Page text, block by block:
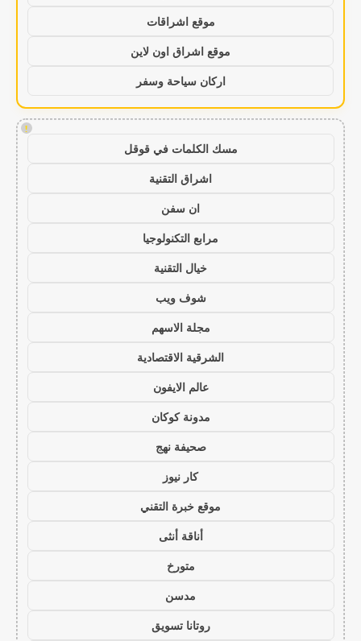
موقع اشراقات
موقع اشراق اون لاين
اركان سياحة وسفر
!
مسك الكلمات في قوقل
اشراق التقنية
ان سفن
مرابع التكنولوجيا
خيال التقنية
شوف ويب
مجلة الاسهم
الشرقية الاقتصادية
عالم الايفون
مدونة كوكان
صحيفة نهج
كار نيوز
موقع خبرة التقني
أناقة أنثى
متورخ
مدسن
روتانا تسويق